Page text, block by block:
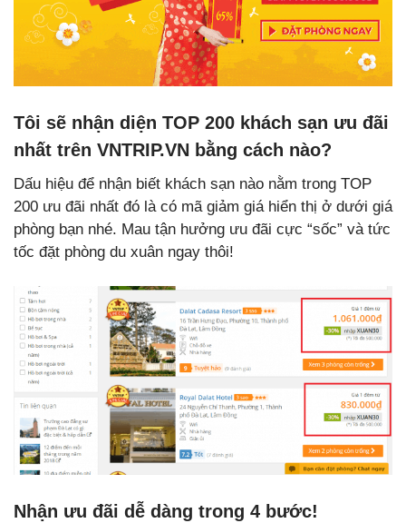
Tôi sẽ nhận diện TOP 200 khách sạn ưu đãi
nhất trên VNTRIP.VN bằng cách nào?
Dấu hiệu để nhận biết khách sạn nào nằm trong TOP
200 ưu đãi nhất đó là có mã giảm giá hiển thị ở dưới giá
phòng bạn nhé. Mau tận hưởng ưu đãi cực “sốc” và tức
tốc đặt phòng du xuân ngay thôi!
Nhận ưu đãi dễ dàng trong 4 bước!